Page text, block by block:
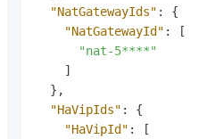
"NatGatewayIds" :
{
"NatGatewayId" :
[
"nat-5****"
]
} ,
"HaVipIds" :
{
"HaVipId" : [